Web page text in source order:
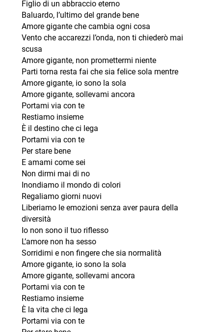
Figlio di un abbraccio eterno
Baluardo, l’ultimo del grande bene
Amore gigante che cambia ogni cosa
Vento che accarezzi l’onda, non ti chiederò mai
scusa
Amore gigante, non promettermi niente
Parti torna resta fai che sia felice sola mentre
Amore gigante, io sono la sola
Amore gigante, sollevami ancora
Portami via con te
Restiamo insieme
È il destino che ci lega
Portami via con te
Per stare bene
E amami come sei
Non dirmi mai di no
Inondiamo il mondo di colori
Regaliamo giorni nuovi
Liberiamo le emozioni senza aver paura della
diversità
Io non sono il tuo riflesso
L’amore non ha sesso
Sorridimi e non fingere che sia normalità
Amore gigante, io sono la sola
Amore gigante, sollevami ancora
Portami via con te
Restiamo insieme
È la vita che ci lega
Portami via con te